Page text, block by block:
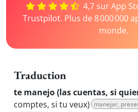
4,7 sur App
Trustpilot. Plus de 8 000 000
monde.
Traduction
te manejo (las cuentas, si
comptes, si tu veux) manejar,